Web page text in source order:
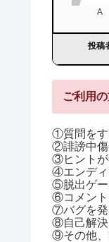
A
投稿
ご利用
①質問をす
②誹謗中傷
③ヒントが
④エンディ
⑤脱出ゲー
⑥コメント
⑦バグを発
⑧自己解決
⑨その他、